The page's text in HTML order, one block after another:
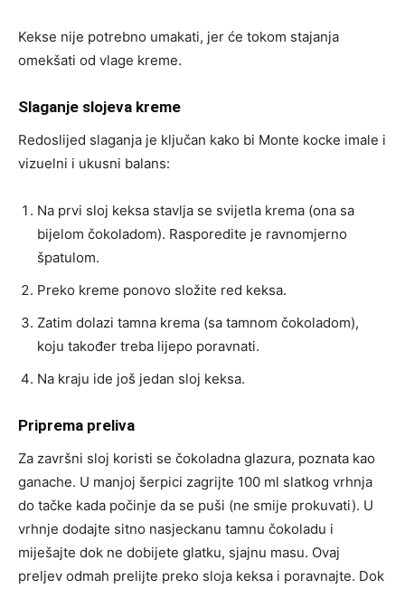
Kekse nije potrebno umakati, jer će tokom stajanja
omekšati od vlage kreme.
Slaganje slojeva kreme
Redoslijed slaganja je ključan kako bi Monte kocke imale i
vizuelni i ukusni balans:
Na prvi sloj keksa stavlja se svijetla krema (ona sa
bijelom čokoladom). Rasporedite je ravnomjerno
špatulom.
Preko kreme ponovo složite red keksa.
Zatim dolazi tamna krema (sa tamnom čokoladom),
koju također treba lijepo poravnati.
Na kraju ide još jedan sloj keksa.
Priprema preliva
Za završni sloj koristi se čokoladna glazura, poznata kao
ganache. U manjoj šerpici zagrijte 100 ml slatkog vrhnja
do tačke kada počinje da se puši (ne smije prokuvati). U
vrhnje dodajte sitno nasjeckanu tamnu čokoladu i
miješajte dok ne dobijete glatku, sjajnu masu. Ovaj
preljev odmah prelijte preko sloja keksa i poravnajte. Dok